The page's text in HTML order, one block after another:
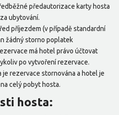
předautorizace karty hosta
ubytování.
příjezdem (v případě standardní
žádný storno poplatek
má hotel právo účtovat
po vytvoření rezervace.
rezervace stornována a hotel je
celý pobyt hosta.
hosta: